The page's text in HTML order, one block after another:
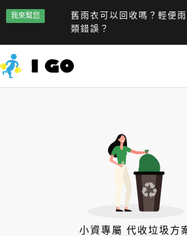
我來幫您
舊雨衣可以回收嗎？輕便
類錯誤？
小資專屬 代收垃圾方